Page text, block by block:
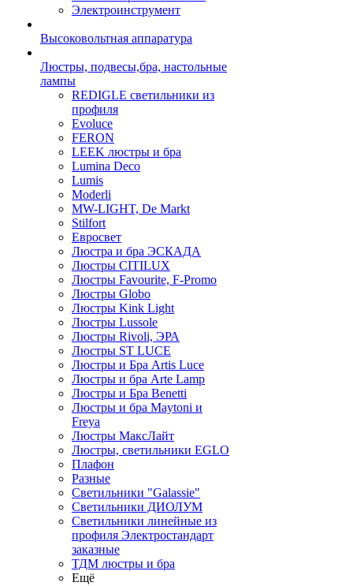
Электроинструмент
Высоковольтная аппаратура
Люстры, подвесы,бра, настольные
лампы
REDIGLE светильники из
профиля
Evoluce
FERON
LEEK люстры и бра
Lumina Deco
Lumis
Moderli
MW-LIGHT, De Markt
Stilfort
Евросвет
Люстра и бра ЭСКАДА
Люстры CITILUX
Люстры Favourite, F-Promo
Люстры Globo
Люстры Kink Light
Люстры Lussole
Люстры Rivoli, ЭРА
Люстры ST LUCE
Люстры и Бра Artis Luce
Люстры и бра Arte Lamp
Люстры и Бра Benetti
Люстры и бра Maytoni и
Freya
Люстры МаксЛайт
Люстры, светильники EGLO
Плафон
Разные
Светильники "Galassie"
Светильники ДИОЛУМ
Светильники линейные из
профиля Электростандарт
заказные
ТДМ люстры и бра
Ещё